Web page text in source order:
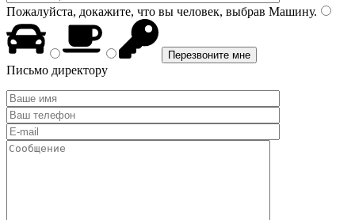
Пожалуйста, докажите, что вы человек, выбрав Машину.
Письмо директору